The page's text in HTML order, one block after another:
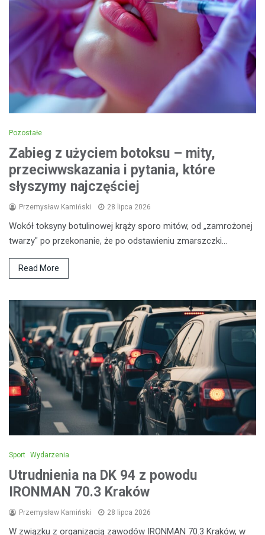
Pozostałe
Zabieg z użyciem botoksu – mity,
przeciwwskazania i pytania, które
słyszymy najczęściej
Przemysław Kamiński 28 lipca 2026
Wokół toksyny botulinowej krąży sporo mitów, od „zamrożonej
twarzy" po przekonanie, że po odstawieniu zmarszczki…
Read More
Sport Wydarzenia
Utrudnienia na DK 94 z powodu
IRONMAN 70.3 Kraków
Przemysław Kamiński 28 lipca 2026
W związku z organizacją zawodów IRONMAN 70.3 Kraków, w